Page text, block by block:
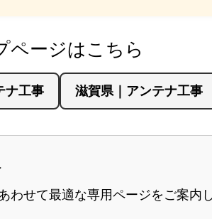
ページはこちら
ナ工事 滋賀県｜アンテナ工事
わせて最適な専用ページをご案内